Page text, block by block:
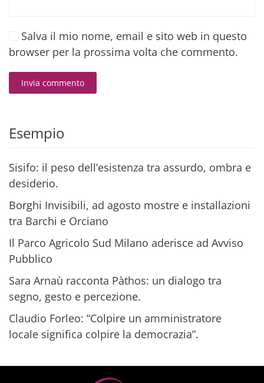
Salva il mio nome, email e sito web in questo
browser per la prossima volta che commento.
Invia commento
Esempio
Sisifo: il peso dell’esistenza tra assurdo, ombra e
desiderio.
Borghi Invisibili, ad agosto mostre e installazioni
tra Barchi e Orciano
Il Parco Agricolo Sud Milano aderisce ad Avviso
Pubblico
Sara Arnaù racconta Pàthos: un dialogo tra
segno, gesto e percezione.
Claudio Forleo: “Colpire un amministratore
locale significa colpire la democrazia”.